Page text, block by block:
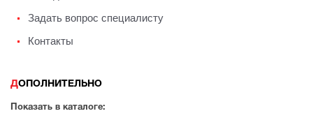
Задать вопрос специалисту
Контакты
ДОПОЛНИТЕЛЬНО
Показать в каталоге: